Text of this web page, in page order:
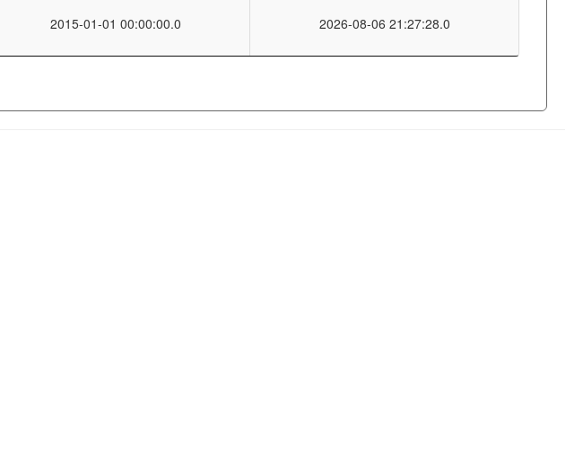
2015-01-01 00:00:00.0 2026-08-06 21:27:28.0